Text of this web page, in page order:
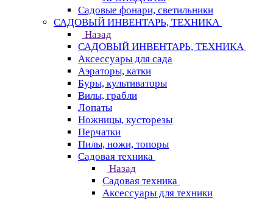
Садовые фонари, светильники
САДОВЫЙ ИНВЕНТАРЬ, ТЕХНИКА
Назад
САДОВЫЙ ИНВЕНТАРЬ, ТЕХНИКА
Аксессуары для сада
Аэраторы, катки
Буры, культиваторы
Вилы, грабли
Лопаты
Ножницы, кусторезы
Перчатки
Пилы, ножи, топоры
Садовая техника
Назад
Садовая техника
Аксессуары для техники